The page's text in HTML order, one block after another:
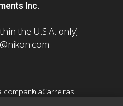
Inc.
the U.S.A. only)
companhiaCarreiras